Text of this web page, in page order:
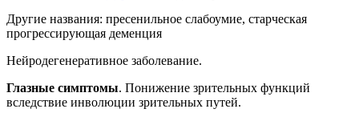
Другие названия: пресенильное слабоумие, старческая
прогрессирующая деменция
Нейродегенеративное заболевание.
Глазные симптомы. Понижение зрительных функций
вследствие инволюции зрительных путей.